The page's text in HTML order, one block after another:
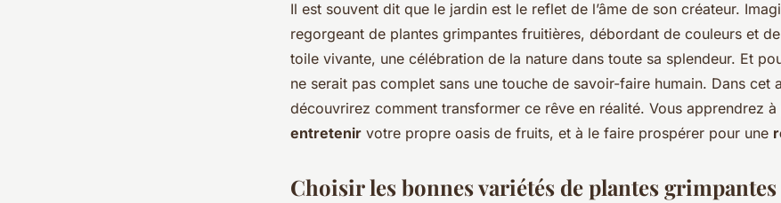
Il est souvent dit que le jardin est le reflet de l’âme de son créateur.
regorgeant de plantes grimpantes fruitières, débordant de couleurs et de
toile vivante, une célébration de la nature dans toute sa splendeur. Et
ne serait pas complet sans une touche de savoir-faire humain. Dans cet
découvrirez comment transformer ce rêve en réalité. Vous apprendrez à
entretenir votre propre oasis de fruits, et à le faire prospérer pour une
Choisir les bonnes variétés de plantes